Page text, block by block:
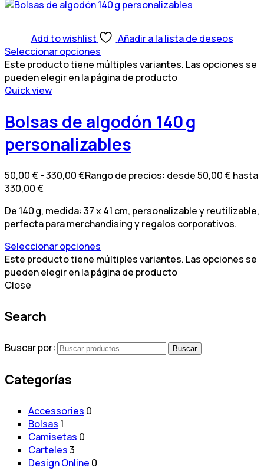
Add to wishlist
Añadir a la lista de deseos
Seleccionar opciones
Este producto tiene múltiples variantes. Las opciones se
pueden elegir en la página de producto
Quick view
Bolsas de algodón 140 g
personalizables
50,00€ -330,00€Rango de precios: desde 50,00 € hasta
330,00 €
De 140 g, medida: 37 x 41 cm, personalizable y reutilizable,
perfecta para merchandising y regalos corporativos.
Seleccionar opciones
Este producto tiene múltiples variantes. Las opciones se
pueden elegir en la página de producto
Close
Search
Buscar por: Buscar
Categorías
Accessories 0
Bolsas 1
Camisetas 0
Carteles3
Design Online 0